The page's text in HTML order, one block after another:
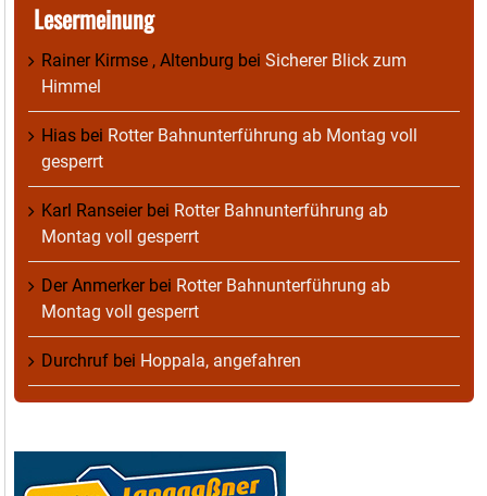
Lesermeinung
Rainer Kirmse , Altenburg bei Sicherer Blick zum
Himmel
Hias bei Rotter Bahnunterführung ab Montag voll
gesperrt
Karl Ranseierbei Rotter Bahnunterführung ab
Montag voll gesperrt
Der Anmerkerbei Rotter Bahnunterführung ab
Montag voll gesperrt
Durchruf bei Hoppala, angefahren